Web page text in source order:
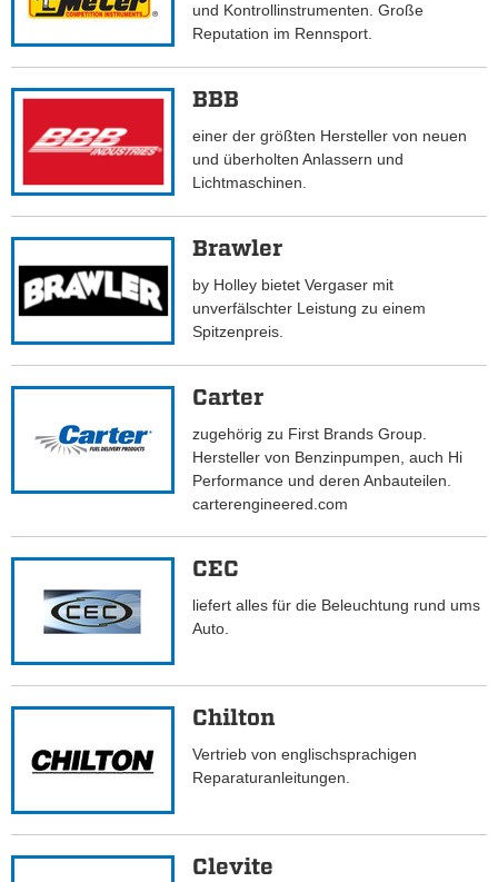
und Kontrollinstrumenten. Große
Reputation im Rennsport.
BBB
einer der größten Hersteller von neuen
und überholten Anlassern und
Lichtmaschinen.
Brawler
by Holley bietet Vergaser mit
unverfälschter Leistung zu einem
Spitzenpreis.
Carter
zugehörig zu First Brands Group.
Hersteller von Benzinpumpen, auch Hi
Performance und deren Anbauteilen.
carterengineered.com
CEC
liefert alles für die Beleuchtung rund ums
Auto.
Chilton
Vertrieb von englischsprachigen
Reparaturanleitungen.
Clevite